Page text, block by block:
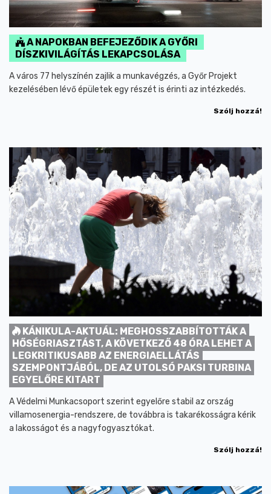
A NAPOKBAN BEFEJEZŐDIK A GYŐRI
DÍSZKIVILÁGÍTÁS LEKAPCSOLÁSA
A város 77 helyszínén zajlik a munkavégzés, a Győr Projekt
kezelésében lévő épületek egy részét is érinti az intézkedés.
Szólj hozzá!
KÁNIKULA-AKTUÁL: MEGHOSSZABBÍTOTTÁK A
HŐSÉGRIASZTÁST, A KÖVETKEZŐ 48 ÓRA LEHET A
LEGKRITIKUSABB AZ ENERGIAELLÁTÁS
SZEMPONTJÁBÓL, DE AZ UTOLSÓ PAKSI TURBINA
EGYELŐRE KITART
A Védelmi Munkacsoport szerint egyelőre stabil az ország
villamosenergia-rendszere, de továbbra is takarékosságra kérik
a lakosságot és a nagyfogyasztókat.
Szólj hozzá!